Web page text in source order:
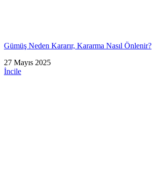
Gümüş Neden Kararır, Kararma Nasıl Önlenir?
27 Mayıs 2025
İncile